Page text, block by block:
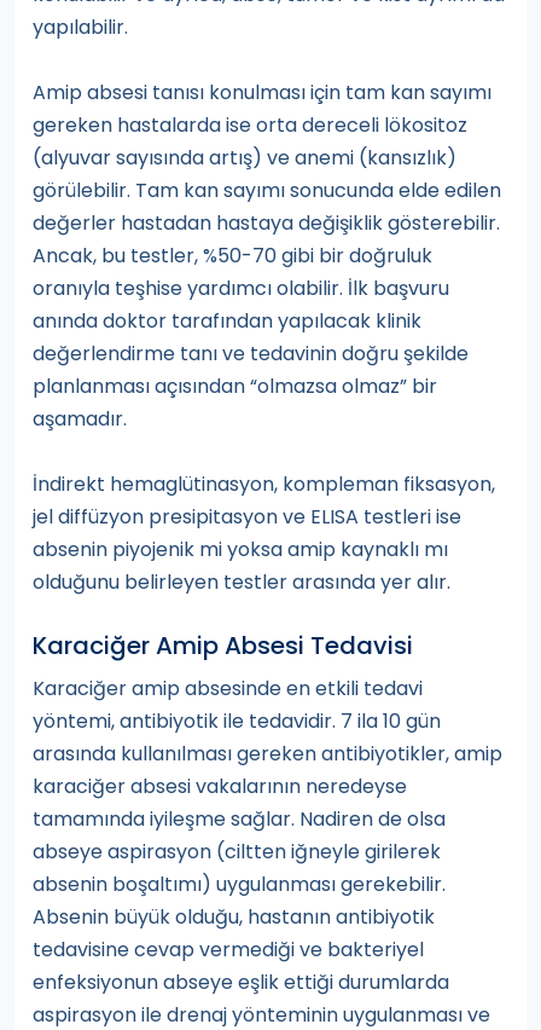
yapılabilir.
Amip absesi tanısı konulması için tam kan sayımı
gereken hastalarda ise orta dereceli lökositoz
(alyuvar sayısında artış) ve anemi (kansızlık)
görülebilir. Tam kan sayımı sonucunda elde edilen
değerler hastadan hastaya değişiklik gösterebilir.
Ancak, bu testler, %50-70 gibi bir doğruluk
oranıyla teşhise yardımcı olabilir. İlk başvuru
anında doktor tarafından yapılacak klinik
değerlendirme tanı ve tedavinin doğru şekilde
planlanması açısından “olmazsa olmaz” bir
aşamadır.
İndirekt hemaglütinasyon, kompleman fiksasyon,
jel diffüzyon presipitasyon ve ELISA testleri ise
absenin piyojenik mi yoksa amip kaynaklı mı
olduğunu belirleyen testler arasında yer alır.
Karaciğer Amip Absesi Tedavisi
Karaciğer amip absesinde en etkili tedavi
yöntemi, antibiyotik ile tedavidir. 7 ila 10 gün
arasında kullanılması gereken antibiyotikler, amip
karaciğer absesi vakalarının neredeyse
tamamında iyileşme sağlar. Nadiren de olsa
abseye aspirasyon (ciltten iğneyle girilerek
absenin boşaltımı) uygulanması gerekebilir.
Absenin büyük olduğu, hastanın antibiyotik
tedavisine cevap vermediği ve bakteriyel
enfeksiyonun abseye eşlik ettiği durumlarda
aspirasyon ile drenaj yönteminin uygulanması ve